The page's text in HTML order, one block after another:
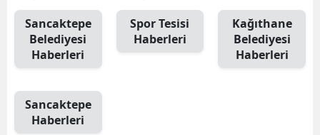
Sancaktepe
Belediyesi
Haberleri
Spor Tesisi
Haberleri
Kağıthane
Belediyesi
Haberleri
Sancaktepe
Haberleri